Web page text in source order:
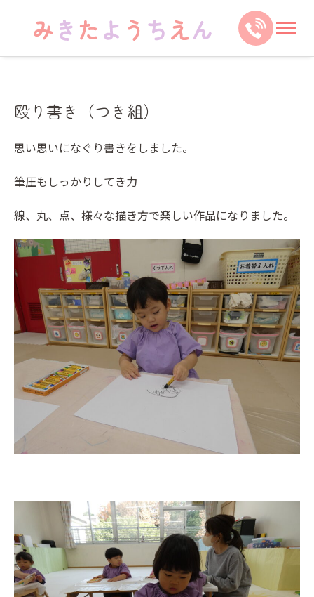
殴り書き（つき組）
思い思いになぐり書きをしました。
筆圧もしっかりしてき力
線、丸、点、様々な描き方で楽しい作品になりました。